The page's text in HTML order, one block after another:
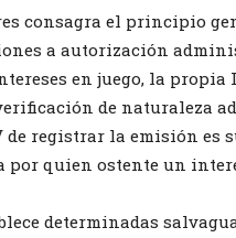
consagra el principio
a autorización
en juego, la propia
de naturaleza
registrar la emisión es
quien ostente un
determinadas